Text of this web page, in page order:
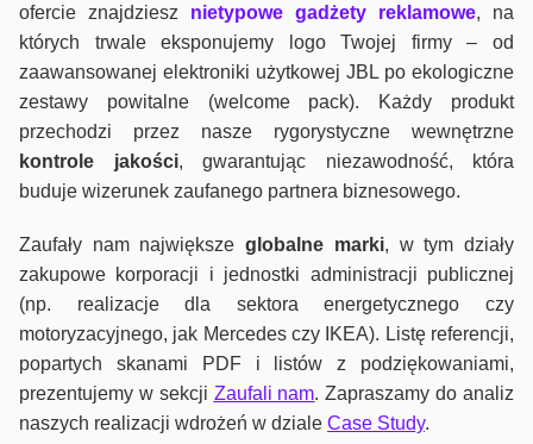
ofercie znajdziesz nietypowe gadżety reklamowe, na
których trwale eksponujemy logo Twojej firmy – od
zaawansowanej elektroniki użytkowej JBL po ekologiczne
zestawy powitalne (welcome pack). Każdy produkt
przechodzi przez nasze rygorystyczne wewnętrzne
kontrole jakości, gwarantując niezawodność, która
buduje wizerunek zaufanego partnera biznesowego.
Zaufały nam największeglobalne marki, w tym działy
zakupowe korporacji i jednostki administracji publicznej
(np. realizacje dla sektora energetycznego czy
motoryzacyjnego, jak Mercedes czy IKEA). Listę referencji,
popartych skanami PDF i listów z podziękowaniami,
prezentujemy w sekcji Zaufali nam. Zapraszamy do analiz
naszych realizacji wdrożeń w dziale Case Study.